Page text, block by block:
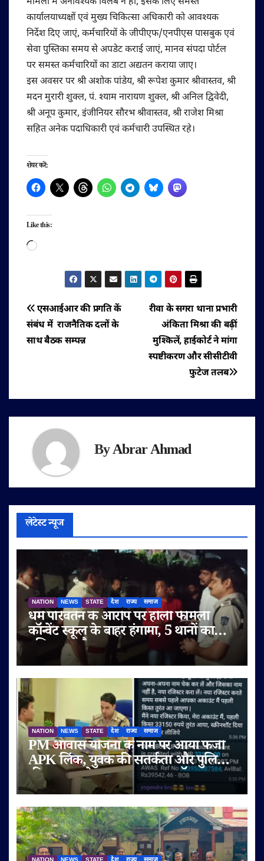
कार्यालयाध्यक्षों एवं मुख्य चिकित्सा अधिकारी को आवश्यक
निर्देश दिए जाएं, कर्मचारियों के जीपीएफ/एनपीएस पासबुक एवं
सेवा पुस्तिका समय से अपडेट कराई जाएं, मानव संपदा पोर्टल
पर समस्त कर्मचारियों का डाटा अद्यतन कराया जाए।
इस अवसर पर श्री अशोक पांडेय, श्री रूपेश कुमार श्रीवास्तव, श्री
मदन मुरारी शुक्ल, पं. श्याम नारायण शुक्ल, श्री अनिल द्विवेदी,
श्री अनूप कुमार, इंजीनियर सौरभ श्रीवास्तव, श्री राजेश मिश्रा
सहित अनेक पदाधिकारी एवं कर्मचारी उपस्थित रहे।
शेयर करें:
Like this:
Loading…
पोस्ट
नेविगेशन
रीवा के सगरा थाना प्रभारी
अंकिता मिश्रा की बढ़ीं
मुश्किलें, हाईकोर्ट ने मांगा
स्पष्टीकरण और सीसीटीवी
फुटेज तलब
एसआईआर की प्रगति कें
संबंध में राजनैतिक दलों के
साथ बैठक सम्पन्न
ByAbrar Ahmad
लेटेस्ट न्यूज
NATION NEWS STATE देश राज्य समाज
धर्म परिवर्तन के आरोप पर होली फैमिली
कॉन्वेंट स्कूल के बाहर हंगामा, 5 थानों का
पुलिस बल तैनात
NATION NEWS STATE देश राज्य समाज
PM आवास योजना के नाम पर आया फर्जी
APK लिंक, युवक की सतर्कता और पुलिस
की तत्परता से टला बड़ा साइबर फ्रॉड